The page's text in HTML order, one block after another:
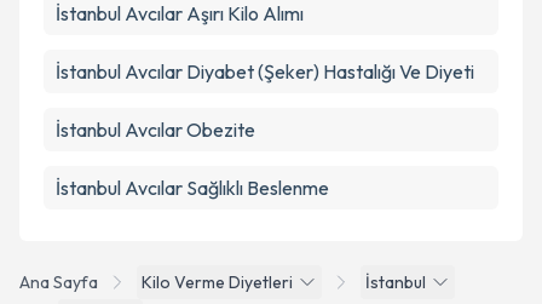
Ana Sayfa Kilo Verme Diyetleri
İstanbul
İstanbul Avcılar Aşırı Kilo Alımı
İstanbul Avcılar Diyabet (Şeker) Hastalığı Ve Diyeti
İstanbul Avcılar Obezite
İstanbul Avcılar Sağlıklı Beslenme